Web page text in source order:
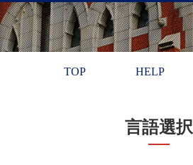
TOP HELP
言語選択